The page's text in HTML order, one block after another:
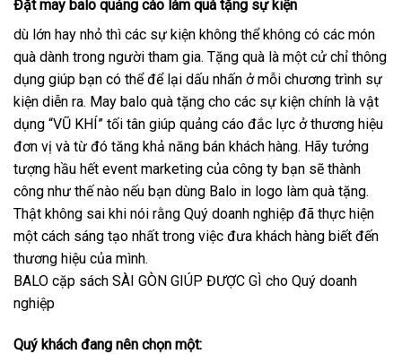
Đặt may balo quảng cáo làm quà tặng sự kiện
dù lớn hay nhỏ thì các sự kiện không thể không có các món
quà dành trong người tham gia. Tặng quà là một cử chỉ thông
dụng giúp bạn có thể để lại dấu nhấn ở mỗi chương trình sự
kiện diễn ra. May balo quà tặng cho các sự kiện chính là vật
dụng “VŨ KHÍ” tối tân giúp quảng cáo đắc lực ở thương hiệu
đơn vị và từ đó tăng khả năng bán khách hàng. Hãy tưởng
tượng hầu hết event marketing của công ty bạn sẽ thành
công như thế nào nếu bạn dùng Balo in logo làm quà tặng.
Thật không sai khi nói rằng Quý doanh nghiệp đã thực hiện
một cách sáng tạo nhất trong việc đưa khách hàng biết đến
thương hiệu của mình.
BALO cặp sách SÀI GÒN GIÚP ĐƯỢC GÌ cho Quý doanh
nghiệp
Quý khách đang nên chọn một: